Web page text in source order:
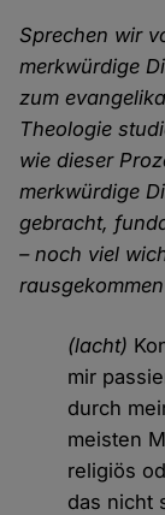
Sprechen wir
merkwürdige
zum
Theologie
wie dieser
merkwürdige
gebracht,
– noch viel
(lacht)
mir
durch
meisten
religiös
das nicht